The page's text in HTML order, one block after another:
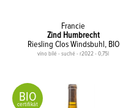
Francie
Zind Humbrecht
Riesling Clos Windsbuhl, BIO
víno bílé - suché - r2022 - 0,75l
BIO
certifikát